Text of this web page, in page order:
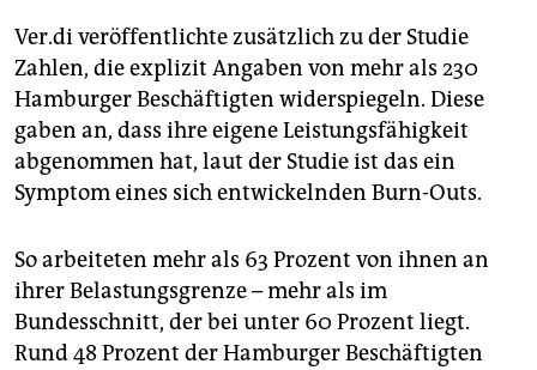
Ver.di veröffentlichte zusätzlich zu der Studie
Zahlen, die explizit Angaben von mehr als 230
Hamburger Beschäftigten widerspiegeln. Diese
gaben an, dass ihre eigene Leistungsfähigkeit
abgenommen hat, laut der Studie ist das ein
Symptom eines sich entwickelnden Burn-Outs.
So arbeiteten mehr als 63 Prozent von ihnen an
ihrer Belastungsgrenze – mehr als im
Bundesschnitt, der bei unter 60 Prozent liegt.
Rund 48 Prozent der Hamburger Beschäftigten